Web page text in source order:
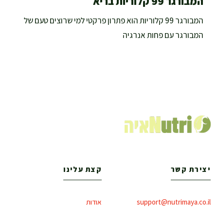
המבורגר 99 קלוריות הוא פתרון פרקטי למי שרוצים טעם של
המבורגר עם פחות אנרגיה
יצירת קשר
support@nutrimaya.co.il
קצת עלינו
אודות